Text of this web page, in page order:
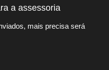
a assessoria
mais precisa será